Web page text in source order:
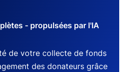
- propulsées par l'IA
de votre collecte de fonds
des donateurs grâce